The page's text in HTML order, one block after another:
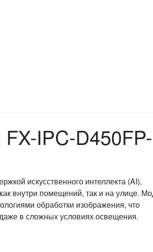
IPC-D450FP-
искусственного интеллекта (AI),
внутри помещений, так и на улице.
обработки изображения, что
в сложных условиях освещения.